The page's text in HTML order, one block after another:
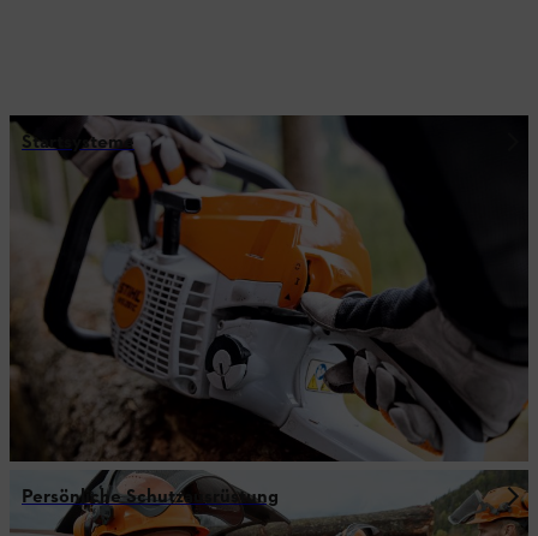
Startsysteme
Persönliche Schutzausrüstung